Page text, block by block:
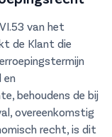
van het
de Klant die
en
behoudens de bij
overeenkomstig
recht, is dit